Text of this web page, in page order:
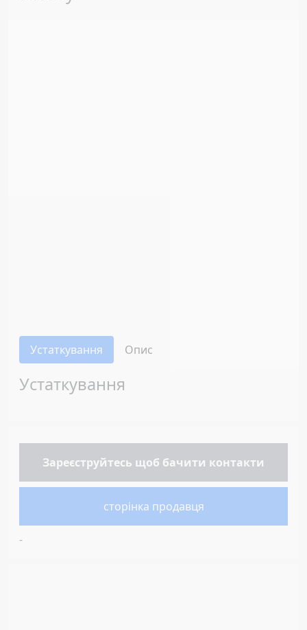
Устаткування Опис
Устаткування
Зареєструйтесь щоб бачити контакти
сторінка продавця
-